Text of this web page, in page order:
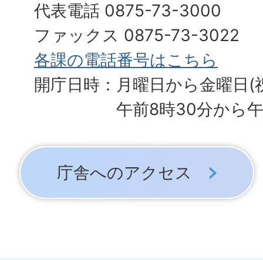
代表電話 0875-73-3000
ファックス 0875-73-3022
各課の電話番号はこちら
開庁日時：月曜日から金曜日(
午前8時30分から
庁舎へのアクセス